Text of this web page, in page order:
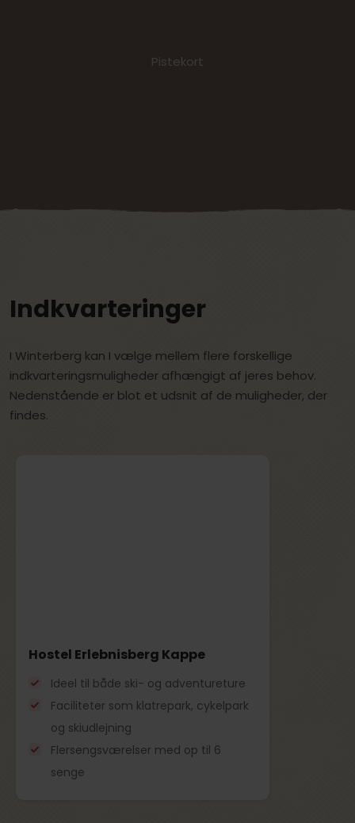
Pistekort
Indkvarteringer
I Winterberg kan I vælge mellem flere forskellige
indkvarteringsmuligheder afhængigt af jeres behov.
Nedenstående er blot et udsnit af de muligheder, der
findes.
Hostel Erlebnisberg Kappe
Ideel til både ski- og adventureture
Faciliteter som klatrepark, cykelpark
og skiudlejning
Flersengsværelser med op til 6
senge